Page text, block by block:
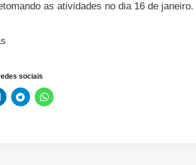
as atividades no dia 16 de janeiro.
sociais